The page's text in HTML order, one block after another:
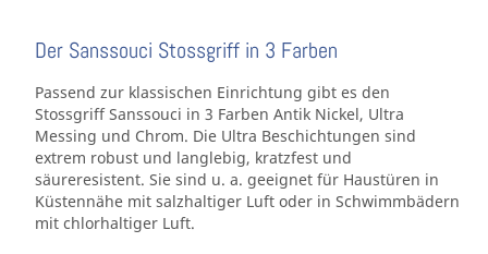
Der Sanssouci Stossgriff in 3 Farben
Passend zur klassischen Einrichtung gibt es den
Stossgriff Sanssouci in 3 Farben Antik Nickel, Ultra
Messing und Chrom. Die Ultra Beschichtungen sind
extrem robust und langlebig, kratzfest und
säureresistent. Sie sind u. a. geeignet für Haustüren in
Küstennähe mit salzhaltiger Luft oder in Schwimmbädern
mit chlorhaltiger Luft.